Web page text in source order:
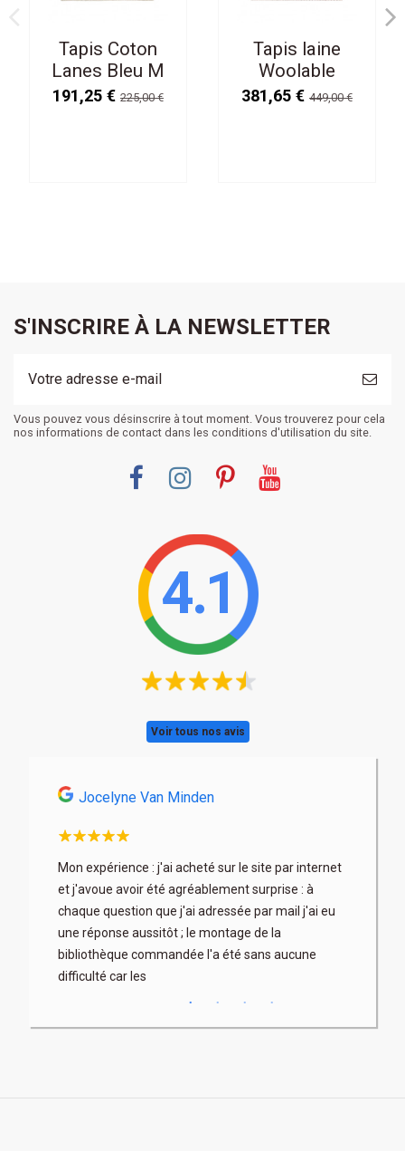
Tapis Coton
Lanes Bleu M
140 / 200 cm
191,25 € 225,00 €
Tapis laine
Woolable
Coffee
381,65 € 449,00 €
S'INSCRIRE À LA NEWSLETTER
Vous pouvez vous désinscrire à tout moment. Vous trouverez pour cela
nos informations de contact dans les conditions d'utilisation du site.
4.1
Voir tous nos avis
Jocelyne Van Minden
Mon expérience : j'ai acheté sur le site par internet
et j'avoue avoir été agréablement surprise : à
chaque question que j'ai adressée par mail j'ai eu
une réponse aussitôt ; le montage de la
bibliothèque commandée l'a été sans aucune
difficulté car les